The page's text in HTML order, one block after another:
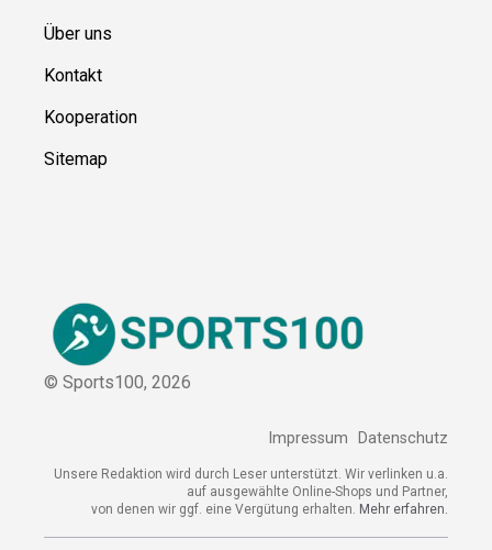
Über uns
Kontakt
Kooperation
Sitemap
© Sports100, 2026
Impressum Datenschutz
Unsere Redaktion wird durch Leser unterstützt. Wir verlinken
u.a. auf ausgewählte Online-Shops und Partner,
von denen wir ggf. eine Vergütung erhalten.Mehr erfahren.